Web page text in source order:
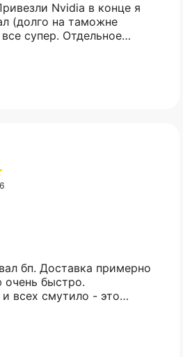
(долго на таможне
Отдельное
отвечали практически
поддержка на самом
бп. Доставка примерно
очень быстро.
всех смутило - это
гладко. Упакован
в двойной коробке
предоставили.